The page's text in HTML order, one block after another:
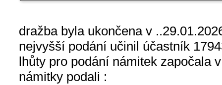
dražba byla ukončena v
nejvyšší podání učinil účastník
lhůty pro podání námitek započala
námitky podali :